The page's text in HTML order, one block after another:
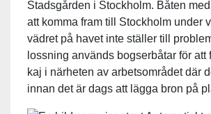
Stadsgården i Stockholm. Båten
att komma fram till Stockholm under
vädret på havet inte ställer till
lossning används bogserbåtar för att
kaj i närheten av arbetsområdet där
innan det är dags att lägga bron på